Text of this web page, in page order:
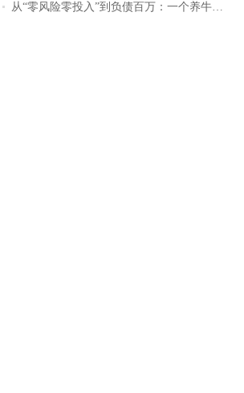
从“零风险零投入”到负债百万：一个养牛项目崩盘后，谁该为农户的贷款买单丨红星调查